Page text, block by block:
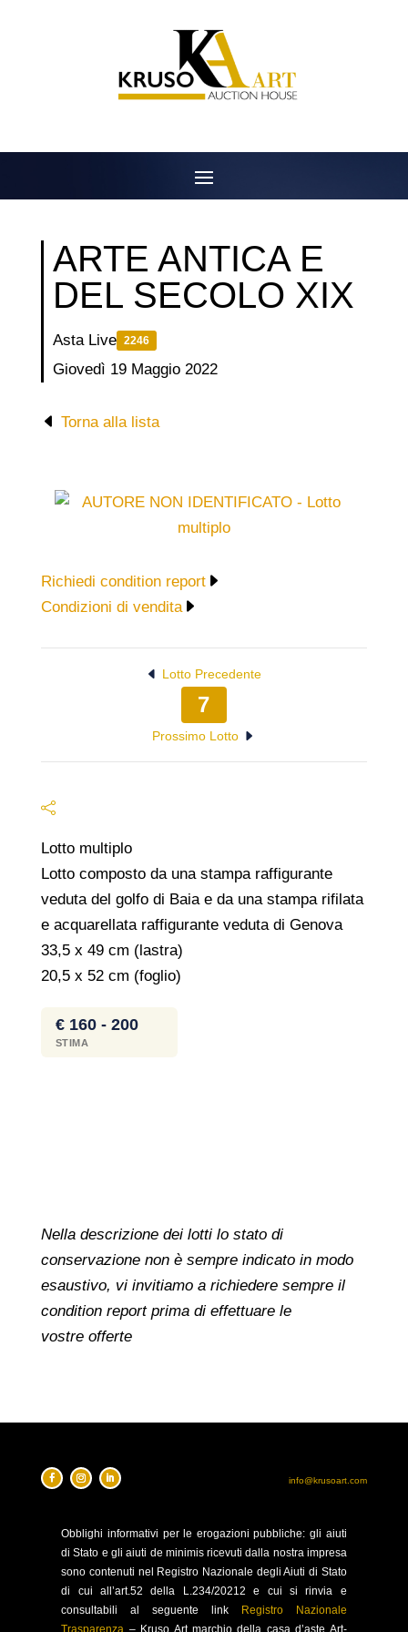
ARTE ANTICA E
DEL SECOLO XIX
Asta Live 2246
Giovedì 19 Maggio 2022
Torna alla lista
Richiedi condition report
Condizioni di vendita
Lotto Precedente
7
Prossimo Lotto
Lotto multiplo
Lotto composto da una stampa raffigurante
veduta del golfo di Baia e da una stampa rifilata
e acquarellata raffigurante veduta di Genova
33,5 x 49 cm (lastra)
20,5 x 52 cm (foglio)
€ 160 - 200
STIMA
Nella descrizione dei lotti lo stato di
conservazione non è sempre indicato in modo
esaustivo, vi invitiamo a richiedere sempre il
condition report prima di effettuare le
vostre offerte
info@krusoart.com
Obblighi informativi per le erogazioni pubbliche: gli aiuti
di Stato e gli aiuti de minimis ricevuti dalla nostra impresa
sono contenuti nel Registro Nazionale degli Aiuti di Stato
di cui all’art.52 della L.234/20212 e cui si rinvia e
consultabili al seguente link
Registro Nazionale